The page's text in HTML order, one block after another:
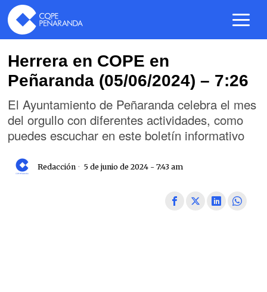
Herrera en COPE en
Peñaranda (05/06/2024) – 7:26
El Ayuntamiento de Peñaranda celebra el mes
del orgullo con diferentes actividades, como
puedes escuchar en este boletín informativo
Redacción 5 de junio de 2024 - 7:43 am